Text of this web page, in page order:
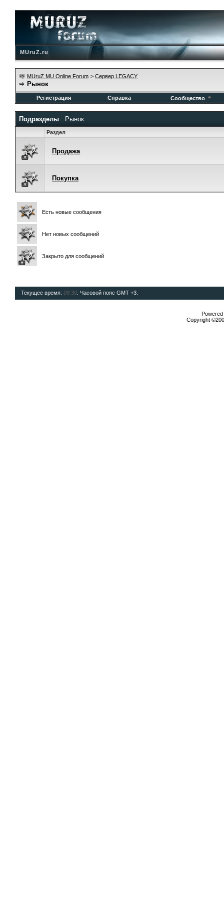
MUruZ.ru
MUruZ MU Online Forum > Сервер LEGACY
Рынок
Регистрация Справка Сообщество
Подразделы : Рынок
Раздел
Продажа
Покупка
Есть новые сообщения
Нет новых сообщений
Закрыто для сообщений
Текущее время: 09:30 . Часовой пояс GMT +3.
Copyright